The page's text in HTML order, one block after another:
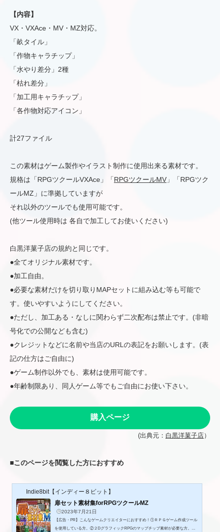
【内容】
VX・VXAce・MV・MZ対応。
「畝タイル」
「作物キャラチップ」
「水やり差分」2種
「枯れ差分」
「加工用キャラチップ」
「各作物対応アイコン」
計27ファイル
この素材はゲーム製作やイラスト制作に使用出来る素材です。
規格は「RPGツクールVXAce」「RPGツクールMV 」「RPGツク
ールMZ」に準拠していますが
それ以外のツールでも使用可能です。
(他ツール使用時は 各自で加工してお使いください)
白黒洋菓子店の規約と同じです。
●全てオリジナル素材です。
●加工自由。
●必要な素材だけを切り取りMAPセットに組み込む等も可能で
す。使いやすいようにしてください。
●ただし、加工ある・なしに関わらず二次配布は禁止です。(非暗
号化での公開なども含む)
●クレジットなどに名前や当店のURLの表記をお願いします。(表
記の仕方はご自由に)
●ゲーム制作以外でも、素材は使用可能です。
●年齢制限あり、同人ゲーム等でもご自由にお使い下さい。
購入ページ
(出典元： 白黒洋菓子店）
■このページを閲覧した方におすすめ
Indie8bit【インディー８ビット】
扉セット素材集forRPGツクールMZ
2023年7月21日
【広告・PR】こんなゲームクリエイターにおすすめ！①ＲＰＧゲーム作成ツール
を使用している方。②２DグラフィックRPGのマップチップ素材が必要な方。③